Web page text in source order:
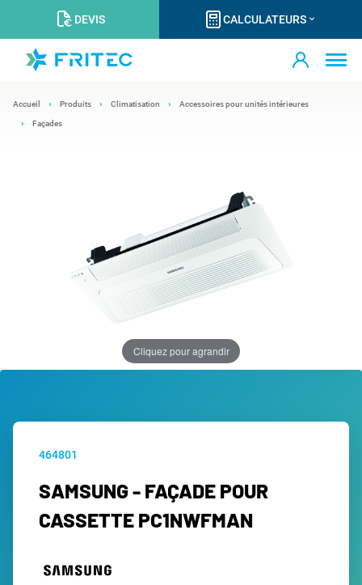
DEVIS CALCULATEURS
Accueil Produits Climatisation Accessoires pour unités intérieures
Façades
Cliquez pour agrandir
464801
SAMSUNG - FAÇADE POUR
CASSETTE PC1NWFMAN